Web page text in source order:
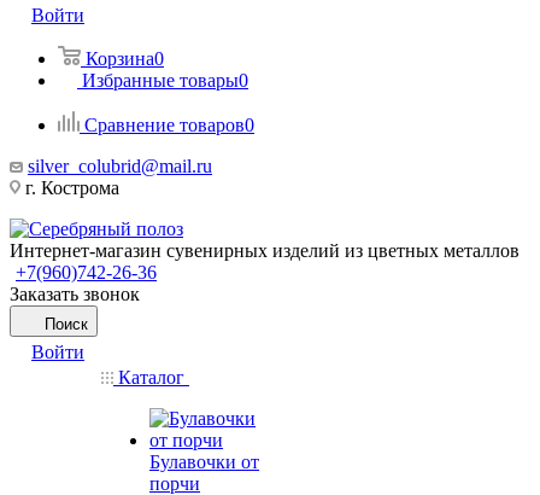
Войти
Корзина0
Избранные товары0
Сравнение товаров0
silver_colubrid@mail.ru
г. Кострома
Интернет-магазин сувенирных изделий из цветных металлов
+7(960)742-26-36
Заказать звонок
Поиск
Войти
Каталог
Булавочки от
порчи